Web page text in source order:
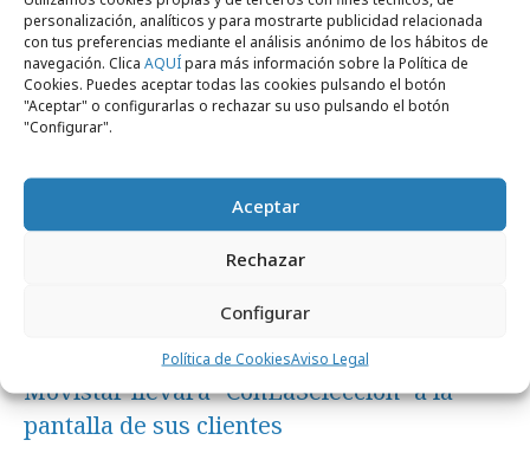
personalización, analíticos y para mostrarte publicidad relacionada
con tus preferencias mediante el análisis anónimo de los hábitos de
navegación. Clica AQUÍpara más información sobre la Política de
Cookies. Puedes aceptar todas las cookies pulsando el botón
"Aceptar" o configurarlas o rechazar su uso pulsando el botón
"Configurar".
Aceptar
Rechazar
Configurar
Política de CookiesAviso Legal
Campañas
miércoles, 8 de julio 2026
Movistar llevará "ConLaSelección" a la
pantalla de sus clientes